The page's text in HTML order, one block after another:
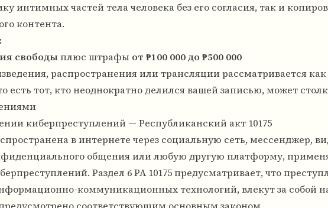
интимных частей тела человека без его согласия, так и
контента.
свободыплюс штрафы от ₱100 000 до ₱500 000
распространения или трансляции рассматривается как
есть тот, кто неоднократно делился вашей записью, может
киберпреступлений — Республиканский акт 10175
в интернете через социальную сеть, мессенджер,
общения или любую другую платформу,
Раздел 6 РА 10175 предусматривает, что
коммуникационных технологий, влекут за собой